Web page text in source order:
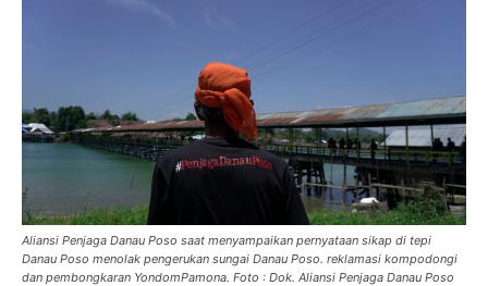
Aliansi Penjaga Danau Poso saat menyampaikan pernyataan sikap di tepi
Danau Poso menolak pengerukan sungai Danau Poso. reklamasi kompodongi
dan pembongkaran YondomPamona. Foto : Dok. Aliansi Penjaga Danau Poso